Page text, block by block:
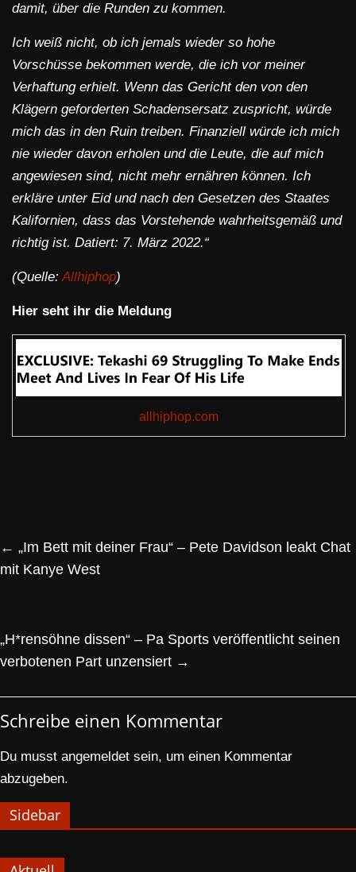
damit, über die Runden zu kommen.
Ich weiß nicht, ob ich jemals wieder so hohe
Vorschüsse bekommen werde, die ich vor meiner
Verhaftung erhielt. Wenn das Gericht den von den
Klägern geforderten Schadensersatz zuspricht, würde
mich das in den Ruin treiben. Finanziell würde ich mich
nie wieder davon erholen und die Leute, die auf mich
angewiesen sind, nicht mehr ernähren können. Ich
erkläre unter Eid und nach den Gesetzen des Staates
Kalifornien, dass das Vorstehende wahrheitsgemäß und
richtig ist. Datiert: 7. März 2022.“
(Quelle:Allhiphop)
Hier seht ihr die Meldung
allhiphop.com
← „Im Bett mit deiner Frau“ – Pete Davidson leakt Chat
mit Kanye West
„H*rensöhne dissen“ – Pa Sports veröffentlicht seinen
verbotenen Part unzensiert →
Schreibe einen Kommentar
Du musst angemeldet sein, um einen Kommentar
abzugeben.
Sidebar